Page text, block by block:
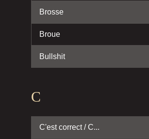
Brosse
Broue
Bullshit
C
C'est correct / C...